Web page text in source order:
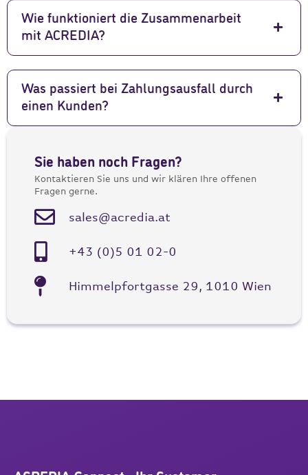
Wie funktioniert die Zusammenarbeit
mit ACREDIA?
Was passiert bei Zahlungsausfall durch
einen Kunden?
Sie haben noch Fragen?
Kontaktieren Sie uns und wir klären Ihre offenen
Fragen gerne.
sales@acredia.at
+43 (0)5 01 02-0
Himmelpfortgasse 29, 1010 Wien